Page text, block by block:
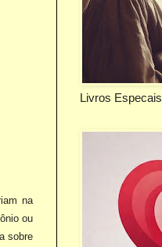
na
ou
sobre
Livros Especais